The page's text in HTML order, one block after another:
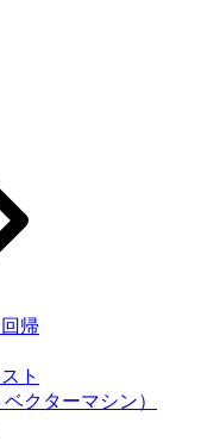
帰
ト
クターマシン）